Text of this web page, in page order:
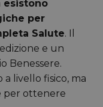
esistono
per
Salute. Il
e un
Benessere.
a livello fisico, ma
per ottenere